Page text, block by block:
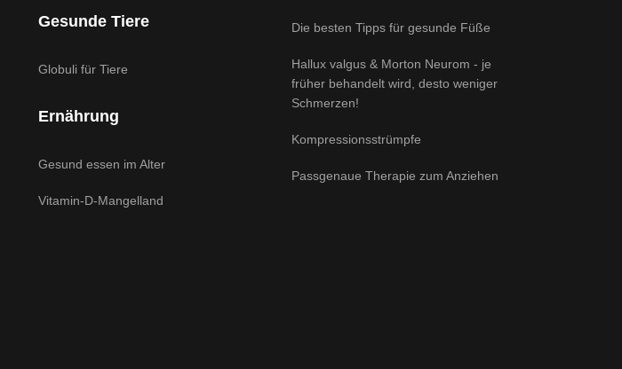
Gesunde Tiere
Globuli für Tiere
Ernährung
Gesund essen im Alter
Vitamin-D-Mangelland
Die besten Tipps für gesunde Füße
Hallux valgus & Morton Neurom - je
früher behandelt wird, desto weniger
Schmerzen!
Kompressionsstrümpfe
Passgenaue Therapie zum Anziehen